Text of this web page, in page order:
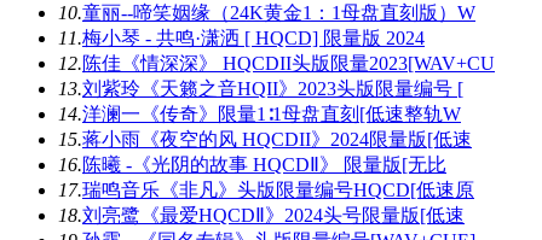
10.童丽--啼笑姻缘（24K黄金1：1母盘直刻版）W
11.梅小琴 - 共鸣·潇洒 [ HQCD] 限量版 2024
12.陈佳《情深深》 HQCDII头版限量2023[WAV+CU
13.刘紫玲《天籁之音HQII》2023头版限量编号 [
14.洋澜一《传奇》限量1∶1母盘直刻[低速整轨W
15.蒋小雨《夜空的风 HQCDII》2024限量版[低速
16.陈曦 -《光阴的故事 HQCDⅡ》 限量版[无比
17.瑞鸣音乐《非凡》头版限量编号HQCD[低速原
18.刘亮鹭《最爱HQCDⅡ》2024头号限量版[低速